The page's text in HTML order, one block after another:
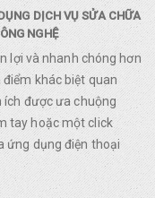
DỊCH VỤ SỬA CHỮA
NGHỆ
lợi và nhanh chóng hơn
khác biệt quan
được ưa chuộng
tay hoặc một click
ứng dụng điện thoại